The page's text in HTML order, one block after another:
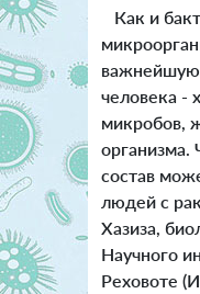
Как и
важнейшую
человека -
микробов,
организма.
состав
людей с
Хазиза,
Научного
Реховоте